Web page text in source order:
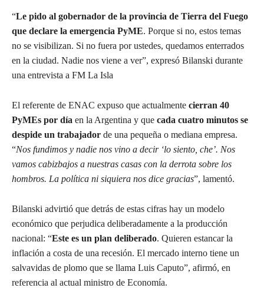
“Le pido al gobernador de la provincia de Tierra del Fuego
que declare la emergencia PyME. Porque si no, estos temas
no se visibilizan. Si no fuera por ustedes, quedamos enterrados
en la ciudad. Nadie nos viene a ver”, expresó Bilanski durante
una entrevista a FM La Isla
El referente de ENAC expuso que actualmente cierran 40
PyMEs por día en la Argentina y que cada cuatro minutos se
despide un trabajador de una pequeña o mediana empresa.
“Nos fundimos y nadie nos vino a decir ‘lo siento, che’. Nos
vamos cabizbajos a nuestras casas con la derrota sobre los
hombros. La política ni siquiera nos dice gracias”, lamentó.
Bilanski advirtió que detrás de estas cifras hay un modelo
económico que perjudica deliberadamente a la producción
nacional: “Este es un plan deliberado. Quieren estancar la
inflación a costa de una recesión. El mercado interno tiene un
salvavidas de plomo que se llama Luis Caputo”, afirmó, en
referencia al actual ministro de Economía.